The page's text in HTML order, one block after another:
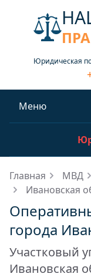
Юридическая
Меню
Главная МВД
Ивановская
города
Участковый
Ивановская